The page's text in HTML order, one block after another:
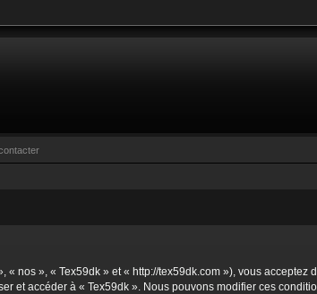
nos », « Tex59dk » et « http://tex59dk.com »), vous
et accéder à « Tex59dk ». Nous pouvons modifier ces